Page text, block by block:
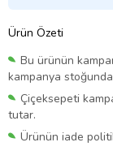
Ürün Özeti
Bu ürünün
kampanya
Çiçeksepeti
tutar.
Ürünün iade